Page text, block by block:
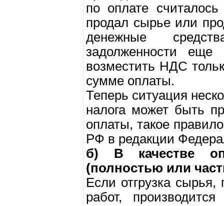
по оплате
продал сырье или
денежные
задолженности
возместить НДС
сумме оплаты.
Теперь ситуация
налога может быть
оплаты, такое
РФ в редакции
б) В качестве
(полностью или
Если отгрузка сырья,
работ,